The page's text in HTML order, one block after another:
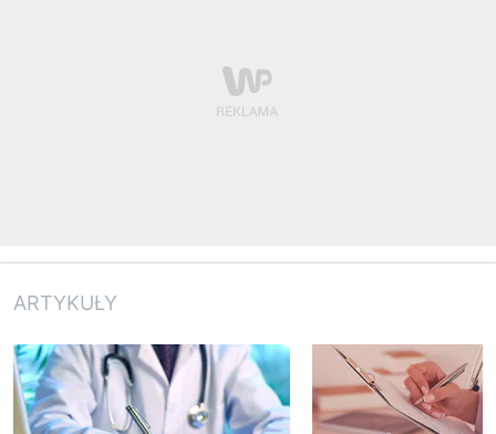
ARTYKUŁY